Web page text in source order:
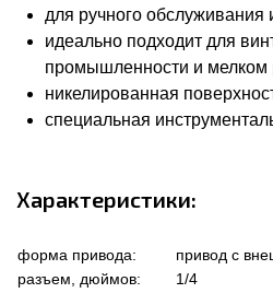
для ручного обслуживания
идеально подходит для
промышленности и мелком
никелированная
специальная
Характеристики:
форма привода:
привод с
разъем, дюймов:
1/4